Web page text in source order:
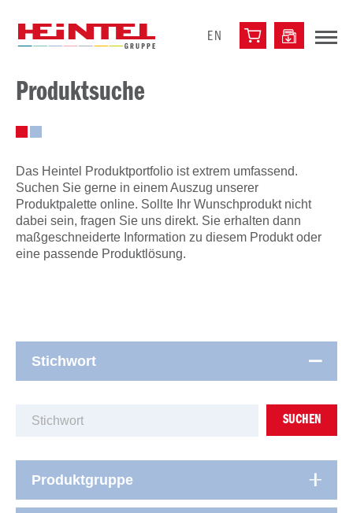
EN
Produktsuche
Das Heintel Produktportfolio ist extrem umfassend.
Suchen Sie gerne in einem Auszug unserer
Produktpalette online. Sollte Ihr Wunschprodukt nicht
dabei sein, fragen Sie uns direkt. Sie erhalten dann
maßgeschneiderte Information zu diesem Produkt oder
eine passende Produktlösung.
Stichwort
SUCHEN
Produktgruppe